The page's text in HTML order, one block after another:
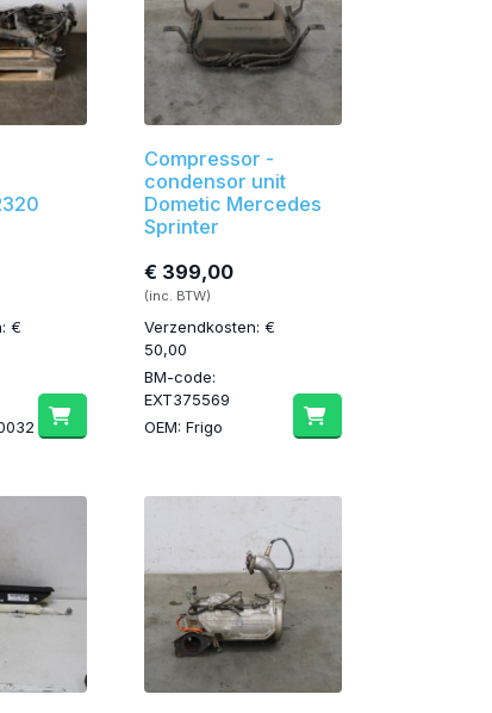
€
Compressor -
condensor unit
Dometic Mercedes
Sprinter
€ 399,00
(inc. BTW)
Verzendkosten: €
50,00
BM-code:
EXT375569
OEM: Frigo